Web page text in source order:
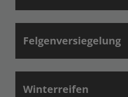
Felgenversiegelung
Winterreifen